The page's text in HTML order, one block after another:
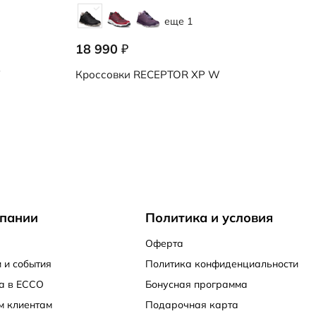
еще 1
18 990 ₽
Кроссовки RECEPTOR XP W
Политика и условия
Оферта
Политика конфиденциальности
Бонусная программа
Подарочная карта
и события
в ECCO
клиентам